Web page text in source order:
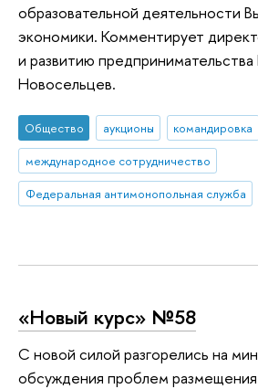
образовательной деятельности
экономики. Комментирует
и развитию
Новосельцев.
Общество аукционы
командировка
международное сотрудничество
Федеральная антимонопольная служба
«Новый курс» №58
С новой силой разгорелись на
обсуждения проблем размещения